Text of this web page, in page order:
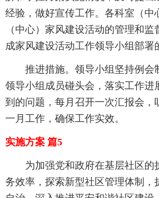
经验，做好宣传工作。各科室（中
（中心）家风建设活动的管理和
成家风建设活动工作领导小组部署
推进措施。领导小组坚持例会
领导小组成员碰头会，落实工作进
到的问题，每月召开一次汇报会，
一月工作，确保工作实效。
实施方案 篇5
为加强党和政府在基层社区的
务效率，探索新型社区管理体制，